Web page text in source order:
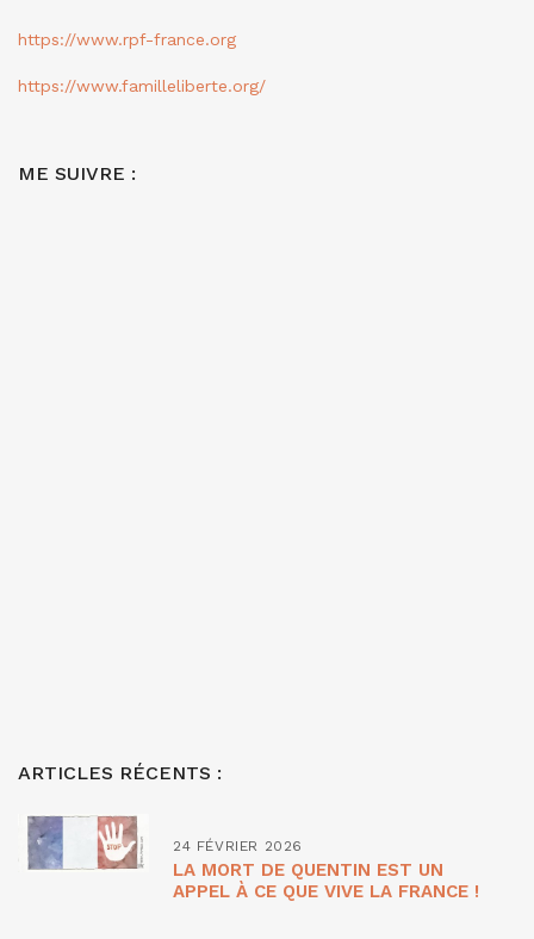
https://www.rpf-france.org
https://www.familleliberte.org/
ME SUIVRE :
ARTICLES RÉCENTS :
24 FÉVRIER 2026
LA MORT DE QUENTIN EST UN
APPEL À CE QUE VIVE LA FRANCE !